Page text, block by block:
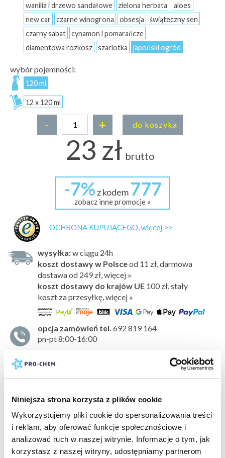
Niniejsza strona korzysta z plików cookie
Wykorzystujemy pliki cookie do spersonalizowania treści
i reklam, aby oferować funkcje społecznościowe i
analizować ruch w naszej witrynie. Informacje o tym, jak
korzystasz z naszej witryny, udostępniamy partnerom
wanilia i drzewo sandałowe
zielona herbata
aloes
new car
czarne winogrona obsesja
świąteczny sen
czarny sabat
cynamon i pomarańcze
diamentowa rozkosz
szarlotka japoński ogród
wybór pojemności:
120 ml
12 x 120 ml
- + do koszyka
23 zł brutto
-7% z kodem 777
zobacz inne promocje »
OCHRONA KUPUJĄCEGO, więcej >>
wysyłka:w ciągu 24h
koszt dostawy w Polsceod 11 zł, darmowa
dostawa od 249 zł, więcej »
koszt dostawy do krajów UE 100 zł, stały
koszt za przesyłkę, więcej »
opcja zamówień tel. 692 819 164
pn-pt 8:00-16:00
Odświeżacz powietrza, który doskonale sprawdza się jako
środek
do niwelowania nieprzyjemnego zapachu.
samochodzie czy szafie. Bardzo wydajny i wygodny
Nie zostawia plam.
Kompozycja zapachowa
Subtelne nuty kwiatowe z dodatkiem zielonych liści,
pokaż więcej »
bezpieczeństwo:
karta charakterystyki